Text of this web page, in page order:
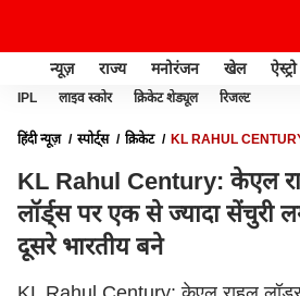
न्यूज़ राज्य मनोरंजन खेल ऐस्ट्रो
IPL लाइव स्कोर क्रिकेट शेड्यूल रिजल्ट
हिंदी न्यूज़ स्पोर्ट्स क्रिकेट
KL RAHUL
KL Rahul Century: केएल
लॉर्ड्स पर एक से ज्यादा सेंचुरी
दूसरे भारतीय बने